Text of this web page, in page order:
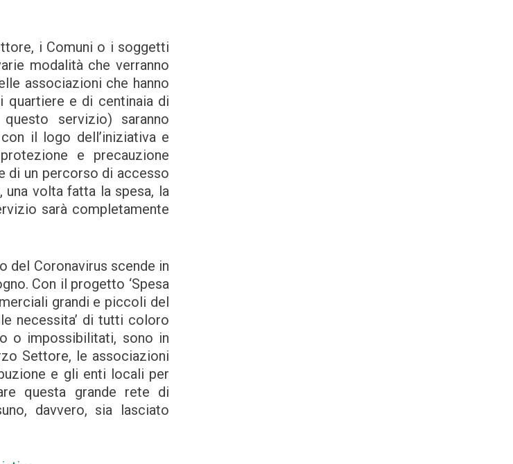
i Comuni o i soggetti
modalità che verranno
associazioni che hanno
quartiere e di centinaia di
servizio) saranno
il logo dell’iniziativa e
e precauzione
di un percorso di accesso
volta fatta la spesa, la
sarà completamente
del Coronavirus scende in
Con il progetto ‘Spesa
grandi e piccoli del
necessita’ di tutti coloro
o impossibilitati, sono in
Settore, le associazioni
e gli enti locali per
questa grande rete di
davvero, sia lasciato